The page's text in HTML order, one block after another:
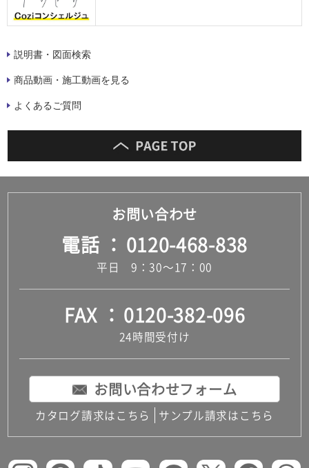
説明書・図面検索
商品動画・施工動画を見る
よくあるご質問
お問い合わせ
電話 0120-468-838
平日 9：30～17：00
FAX 0120-382-096
24時間受付け
お問い合わせフォーム
カタログ請求はこちら サンプル請求はこちら